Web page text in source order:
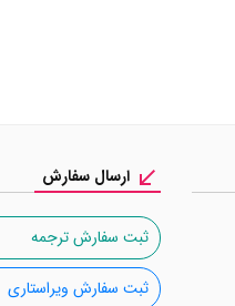
ارسال سفارش
ثبت سفارش ترجمه
ثبت سفارش ویراستاری